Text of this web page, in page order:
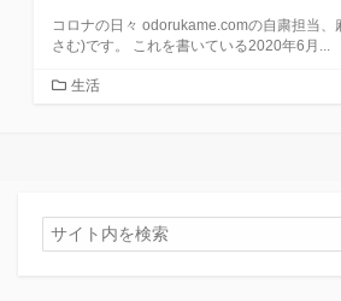
コロナの日々 odorukame.comの自粛担当、
さむ)です。 これを書いている2020年6月...
カ生活
検
索